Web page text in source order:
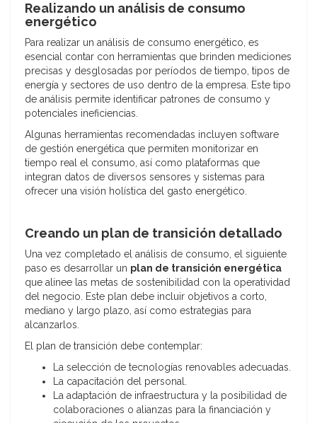
Realizando un análisis de consumo
energético
Para realizar un análisis de consumo energético, es
esencial contar con herramientas que brinden mediciones
precisas y desglosadas por períodos de tiempo, tipos de
energía y sectores de uso dentro de la empresa. Este tipo
de análisis permite identificar patrones de consumo y
potenciales ineficiencias.
Algunas herramientas recomendadas incluyen software
de gestión energética que permiten monitorizar en
tiempo real el consumo, así como plataformas que
integran datos de diversos sensores y sistemas para
ofrecer una visión holística del gasto energético.
Creando un plan de transición detallado
Una vez completado el análisis de consumo, el siguiente
paso es desarrollar un plan de transición energética
que alinee las metas de sostenibilidad con la operatividad
del negocio. Este plan debe incluir objetivos a corto,
mediano y largo plazo, así como estrategias para
alcanzarlos.
El plan de transición debe contemplar:
La selección de tecnologías renovables adecuadas.
La capacitación del personal.
La adaptación de infraestructura y la posibilidad de
colaboraciones o alianzas para la financiación y